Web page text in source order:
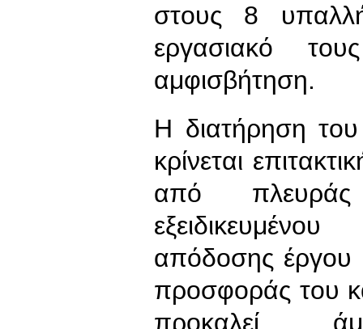
στους 8
εργασιακό
αμφισβήτηση.
Η διατήρηση
κρίνεται
από πλευράς
απόδοσης έργου
προσφοράς του
προκαλεί